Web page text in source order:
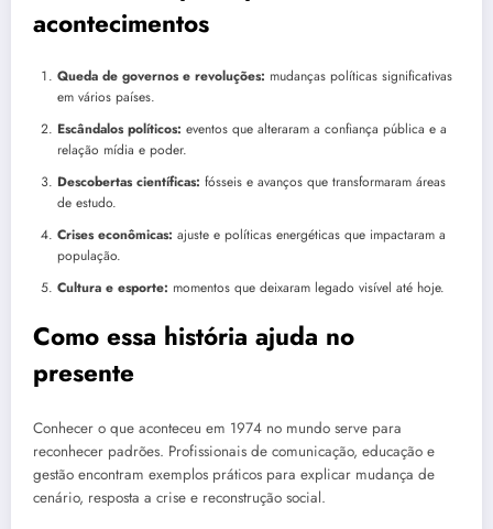
acontecimentos
Queda de governos e revoluções: mudanças políticas significativas
em vários países.
Escândalos políticos: eventos que alteraram a confiança pública e a
relação mídia e poder.
Descobertas científicas: fósseis e avanços que transformaram áreas
de estudo.
Crises econômicas: ajuste e políticas energéticas que impactaram a
população.
Cultura e esporte: momentos que deixaram legado visível até hoje.
Como essa história ajuda no
presente
Conhecer o que aconteceu em 1974 no mundo serve para
reconhecer padrões. Profissionais de comunicação, educação e
gestão encontram exemplos práticos para explicar mudança de
cenário, resposta a crise e reconstrução social.